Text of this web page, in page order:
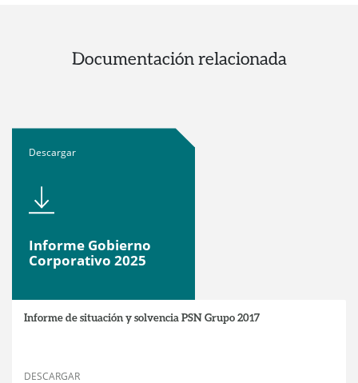
Documentación relacionada
Informe de situación y solvencia PSN Grupo 2017
DESCARGAR
Descargar
Informe Gobierno
Corporativo 2025